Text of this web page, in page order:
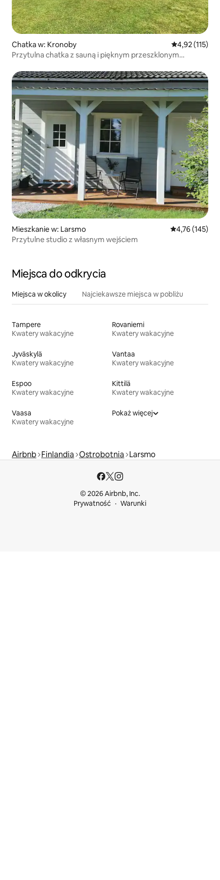
Chatka w: Kronoby Średnia
4,92 (115)
Przytulna chatka z sauną i pięknym przeszklonym
Mieszkanie w: Larsmo Średnia
4,76 (145)
Przytulne studio z własnym wejściem
Miejsca do odkrycia
Miejsca w okolicy Najciekawsze miejsca w pobliżu
Tampere
Kwatery wakacyjne
Rovaniemi
Kwatery wakacyjne
Jyväskylä
Kwatery wakacyjne
Vantaa
Kwatery wakacyjne
Espoo
Kwatery wakacyjne
Kittilä
Kwatery wakacyjne
Vaasa
Kwatery wakacyjne
Pokaż więcej
Airbnb Finlandia Ostrobotnia Larsmo
© 2026 Airbnb, Inc.
Prywatność
Warunki